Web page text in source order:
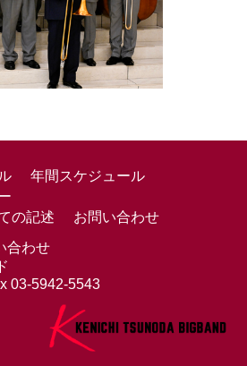
年間スケジュール
の記述
お問い合わせ
合わせ
03-5942-5543